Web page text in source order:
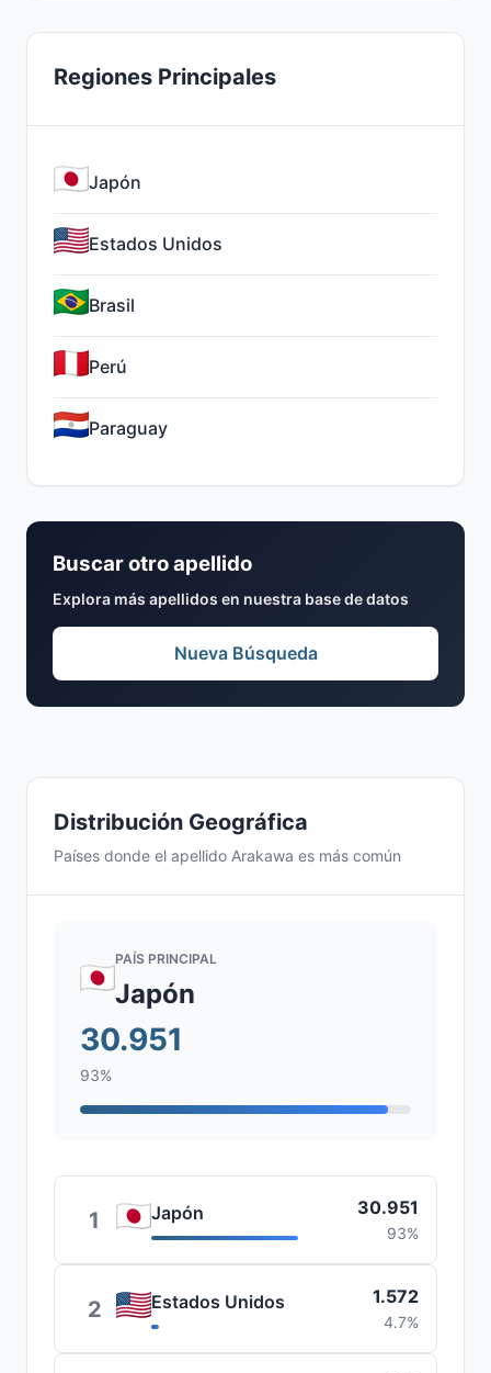
Distribución Geográfica
Países donde el apellido Arakawa es más común
PAÍS PRINCIPAL
Japón
30.951
93%
1 Japón 30.951
93%
2 Estados Unidos 1.572
4.7%
Regiones Principales
Japón
Estados Unidos
Brasil
Perú
Paraguay
Buscar otro apellido
Explora más apellidos en nuestra base de datos
Nueva Búsqueda